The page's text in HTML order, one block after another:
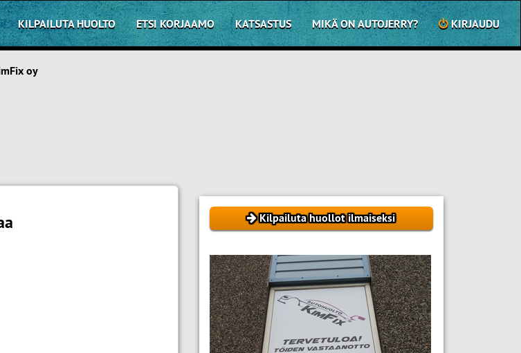
KILPAILUTA HUOLTO ETSI KORJAAMO KATSASTUS MIKÄ ON AUTOJERRY? KIRJAUDU
oy
Kilpailuta huollot ilmaiseksi